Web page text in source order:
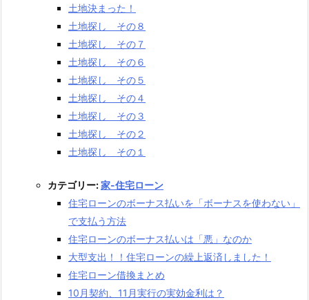
土地決まった！
土地探し その８
土地探し その７
土地探し その６
土地探し その５
土地探し その４
土地探し その３
土地探し その２
土地探し その１
カテゴリー:家-住宅ローン
住宅ローンのボーナス払いを「ボーナスを使わない」
で支払う方法
住宅ローンのボーナス払いは「悪」なのか
大型支出！！住宅ローンの繰上返済しました！
住宅ローン借換まとめ
10月契約、11月実行の実効金利は？